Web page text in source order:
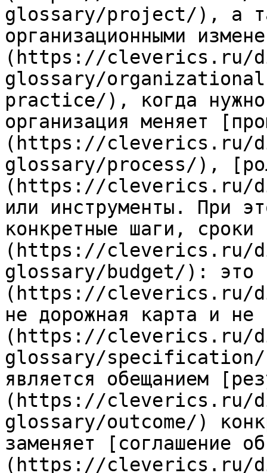
glossary/project/), а
организационными
(https://cleverics.ru/
glossary/organizational-
practice/), когда нужно
организация меняет
(https://cleverics.ru/
glossary/process/),
(https://cleverics.ru/
или инструменты. При
конкретные шаги,
(https://cleverics.ru/
glossary/budget/): это
(https://cleverics.ru/
не дорожная карта и не
(https://cleverics.ru/
glossary/specification/)
является обещанием
(https://cleverics.ru/
glossary/outcome/)
заменяет [соглашение
(https://cleverics.ru/